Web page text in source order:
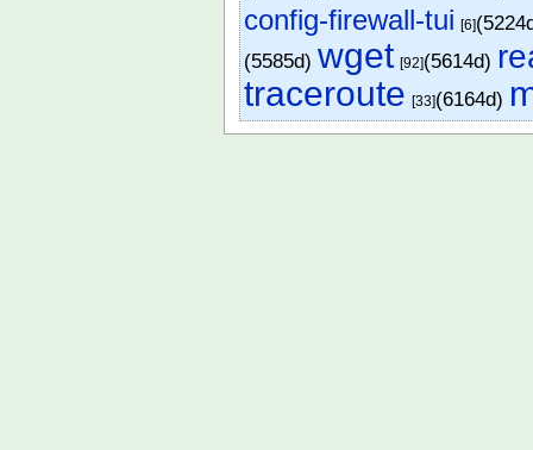
config-firewall-tui [6]
(5585d)wget [92](5614d)
traceroute [33](6164d)